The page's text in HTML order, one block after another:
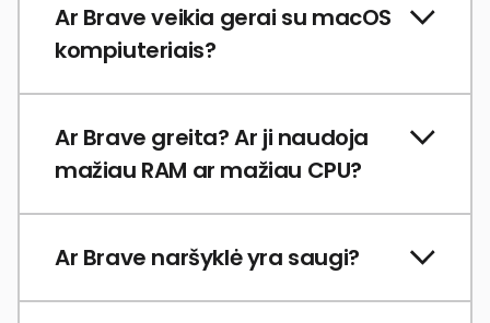
Ar Brave veikia gerai su macOS
kompiuteriais?
Ar Brave greita? Ar ji naudoja
mažiau RAM ar mažiau CPU?
Ar Brave naršyklė yra saugi?